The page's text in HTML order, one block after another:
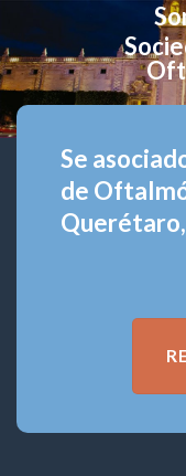
Se
de
Querétaro,